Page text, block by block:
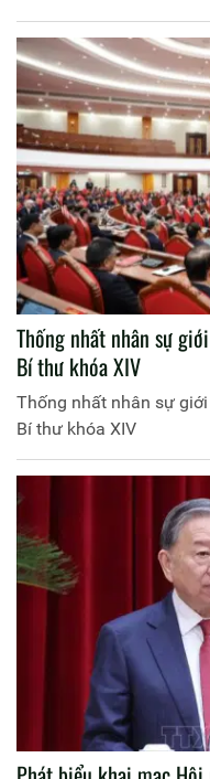
Thống nhất nhân sự
Bí thư khóa XIV
Thống nhất nhân sự
Bí thư khóa XIV